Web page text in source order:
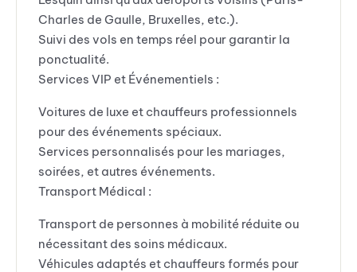
Charles de Gaulle, Bruxelles, etc.).
Suivi des vols en temps réel pour garantir la
ponctualité.
Services VIP et Événementiels :
Voitures de luxe et chauffeurs professionnels
pour des événements spéciaux.
Services personnalisés pour les mariages,
soirées, et autres événements.
Transport Médical :
Transport de personnes à mobilité réduite ou
nécessitant des soins médicaux.
Véhicules adaptés et chauffeurs formés pour